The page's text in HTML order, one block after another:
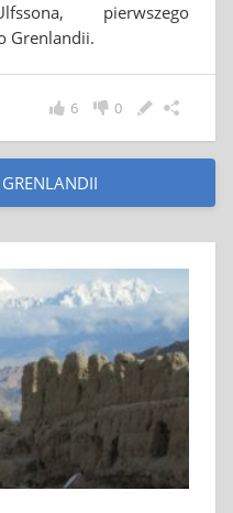
pierwszego
Grenlandii.
0
6